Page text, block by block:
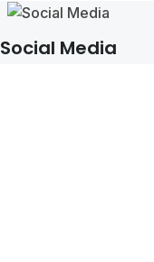
Social Media